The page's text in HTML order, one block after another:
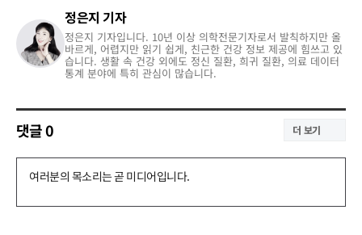
정은지 기자
정은지 기자입니다. 10년 이상 의학전문기자로서 발칙하지만 올
바르게, 어렵지만 읽기 쉽게, 친근한 건강 정보 제공에 힘쓰고 있
습니다. 생활 속 건강 외에도 정신 질환, 희귀 질환, 의료 데이터
통계 분야에 특히 관심이 많습니다.
댓글0 더 보기
댓